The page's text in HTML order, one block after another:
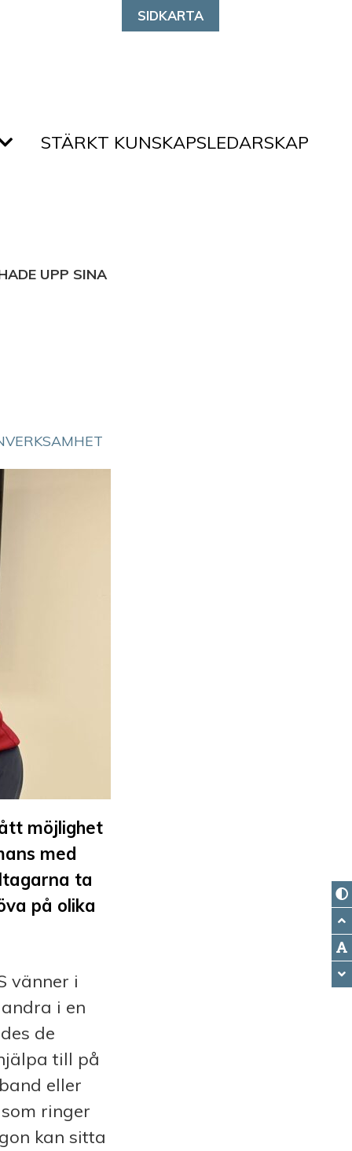
SIDKARTA
STÄRKT KUNSKAPSLEDARSKAP
UPP SINA
möjlighet
med
ta
på olika
vänner i
i en
de
till på
eller
ringer
kan sitta